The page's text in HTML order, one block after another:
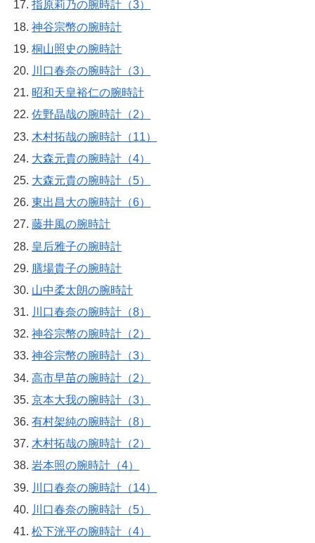
指原莉乃の腕時計（3）
神谷宗幣の腕時計
桐山照史の腕時計
川口春奈の腕時計（3）
昭和天皇裕仁の腕時計
佐野晶哉の腕時計（2）
木村拓哉の腕時計（11）
大森元貴の腕時計（4）
大森元貴の腕時計（5）
東出昌大の腕時計（6）
藤井風の腕時計
皇后雅子の腕時計
膳場貴子の腕時計
山中柔太朗の腕時計
川口春奈の腕時計（8）
神谷宗幣の腕時計（2）
神谷宗幣の腕時計（3）
高市早苗の腕時計（2）
京本大我の腕時計（3）
有村架純の腕時計（8）
木村拓哉の腕時計（2）
岩本照の腕時計（4）
川口春奈の腕時計（14）
川口春奈の腕時計（5）
松下洸平の腕時計（4）